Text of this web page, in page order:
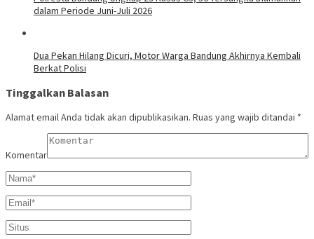
dalam Periode Juni-Juli 2026
Dua Pekan Hilang Dicuri, Motor Warga Bandung Akhirnya Kembali
Berkat Polisi
Tinggalkan Balasan
Alamat email Anda tidak akan dipublikasikan. Ruas yang wajib ditandai *
Komentar